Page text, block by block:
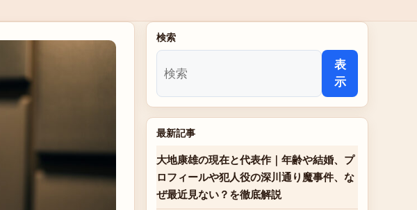
検索
表
示
最新記事
大地康雄の現在と代表作｜年齢や結婚、プ
ロフィールや犯人役の深川通り魔事件、な
ぜ最近見ない？を徹底解説